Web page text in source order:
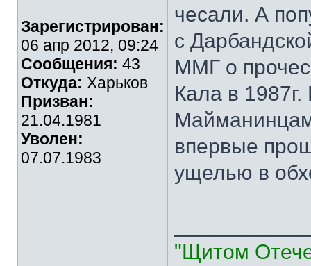
Зарегистрирован:
06 апр 2012, 09:24
Сообщения: 43
Откуда: Харьков
Призван:
21.04.1981
Уволен:
07.07.1983
чесали. А
с
ММГ о
Кала в
впервые
ущелью в
"Щитом